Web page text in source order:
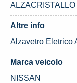
ALZACRISTALLO
Altre info
Alzavetro Eletrico
Marca veicolo
NISSAN